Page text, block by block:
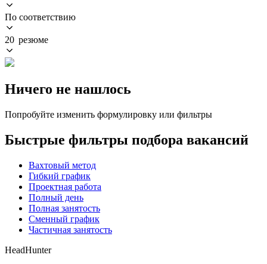
По соответствию
20 резюме
Ничего не нашлось
Попробуйте изменить формулировку или фильтры
Быстрые фильтры подбора вакансий
Вахтовый метод
Гибкий график
Проектная работа
Полный день
Полная занятость
Сменный график
Частичная занятость
HeadHunter